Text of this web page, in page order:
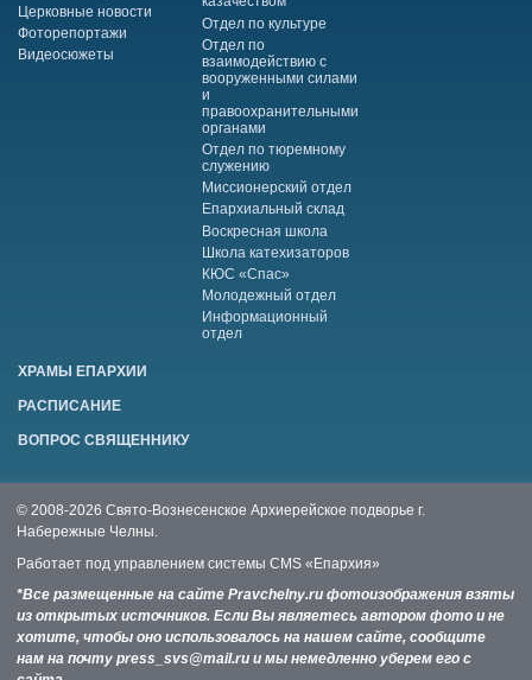
Церковные новости
Фоторепортажи
Видеосюжеты
Отдел по культуре
Отдел по
взаимодействию с
вооруженными силами
и
правоохранительными
органами
Отдел по тюремному
служению
Миссионерский отдел
Епархиальный склад
Воскресная школа
Школа катехизаторов
КЮС «Спас»
Молодежный отдел
Информационный
отдел
ХРАМЫ ЕПАРХИИ
РАСПИСАНИЕ
ВОПРОС СВЯЩЕННИКУ
© 2008-2026 Свято-Вознесенское Архиерейское подворье г.
Набережные Челны.
Работает под управлением системы CMS «Епархия»
*Все размещенные на сайте Pravchelny.ru фотоизображения взяты
из открытых источников. Если Вы являетесь автором фото и не
хотите, чтобы оно использовалось на нашем сайте, сообщите
нам на почту press_svs@mail.ru и мы немедленно уберем его с